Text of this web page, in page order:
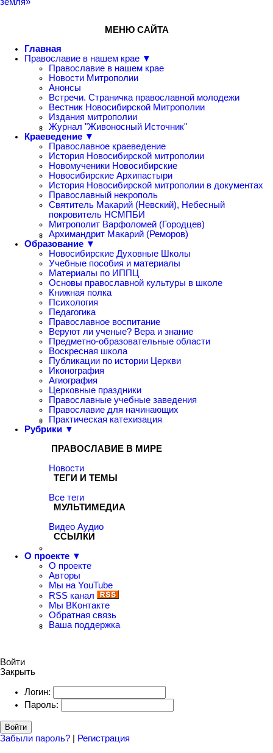
МЕНЮ САЙТА
Главная
Православие в нашем крае ▼
Православие в нашем крае
Новости Митрополии
Анонсы
Встречи. Страничка православной молодежи
Вестник Новосибирской Митрополии
Издания митрополии
Журнал "Живоносный Источник"
Краеведение ▼
Православное краеведение
История Новосибирской митрополии
Новомученики Новосибирские
Новосибирские Архипастыри
История Новосибирской митрополии в документах
Православный некрополь
Святитель Макарий (Невский), Небесный
покровитель НСМПБИ
Митрополит Варфоломей (Городцев)
Архимандрит Макарий (Реморов)
Образование ▼
Новосибирские Духовные Школы
Учебные пособия и материалы
Материалы по ИППЦ
Основы православной культуры в школе
Книжная полка
Психология
Педагогика
Православное воспитание
Веруют ли ученые? Вера и знание
Предметно-образовательные области
Воскресная школа
Публикации по истории Церкви
Иконография
Агиография
Церковные праздники
Православные учебные заведения
Православие для начинающих
Практическая катехизация
Рубрики ▼
ПРАВОСЛАВИЕ В МИРЕ
Новости
ТЕГИ И ТЕМЫ
Все теги
МУЛЬТИМЕДИА
Видео Аудио
ССЫЛКИ
О проекте ▼
О проекте
Авторы
Мы на YouTube
RSS канал
Мы ВКонтакте
Обратная связь
Ваша поддержка
Войти
Закрыть
Логин:
Пароль:
Войти
Забыли пароль? | Регистрация